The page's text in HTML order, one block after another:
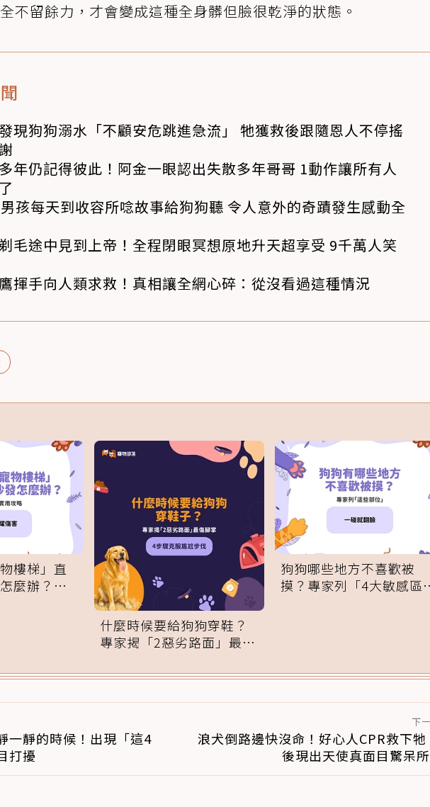
不留餘力，才會變成這種全身髒但臉很乾淨的狀態。
現狗狗溺水「不顧安危跳進急流」 牠獲救後跟隨恩人不停搖
年仍記得彼此！阿金一眼認出失散多年哥哥 1動作讓所有人
孩每天到收容所唸故事給狗狗聽 令人意外的奇蹟發生感動全
毛途中見到上帝！全程閉眼冥想原地升天超享受 9千萬人笑
揮手向人類求救！真相讓全網心碎：從沒看過這種情況
樓梯」直
麼辦？專
什麼時候要給狗狗穿鞋？
專家揭「2惡劣路面」最傷
狗狗哪些地方不喜歡被
摸？專家列「4大敏感區
一靜的時候！出現「這4
打擾
下
浪犬倒路邊快沒命！好心人CPR救下牠
後現出天使真面目驚呆